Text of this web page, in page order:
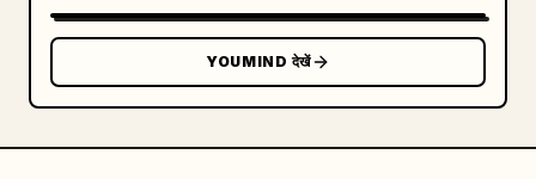
YOUMIND देखें